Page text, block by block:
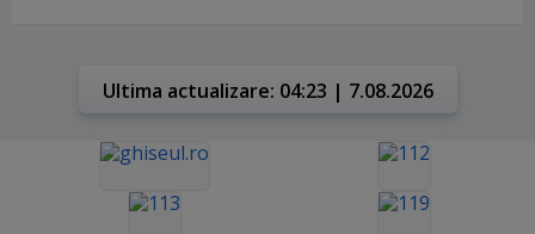
Ultima actualizare: 04:23 | 7.08.2026